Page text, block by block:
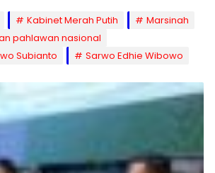
Kabinet Merah Putih
Marsinah
pahlawan nasional
Subianto
Sarwo Edhie Wibowo